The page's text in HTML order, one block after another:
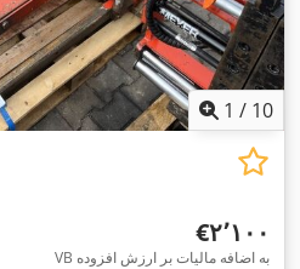
1 / 10
‎€۲٬۱۰۰
VB به اضافه مالیات بر ارزش افزوده